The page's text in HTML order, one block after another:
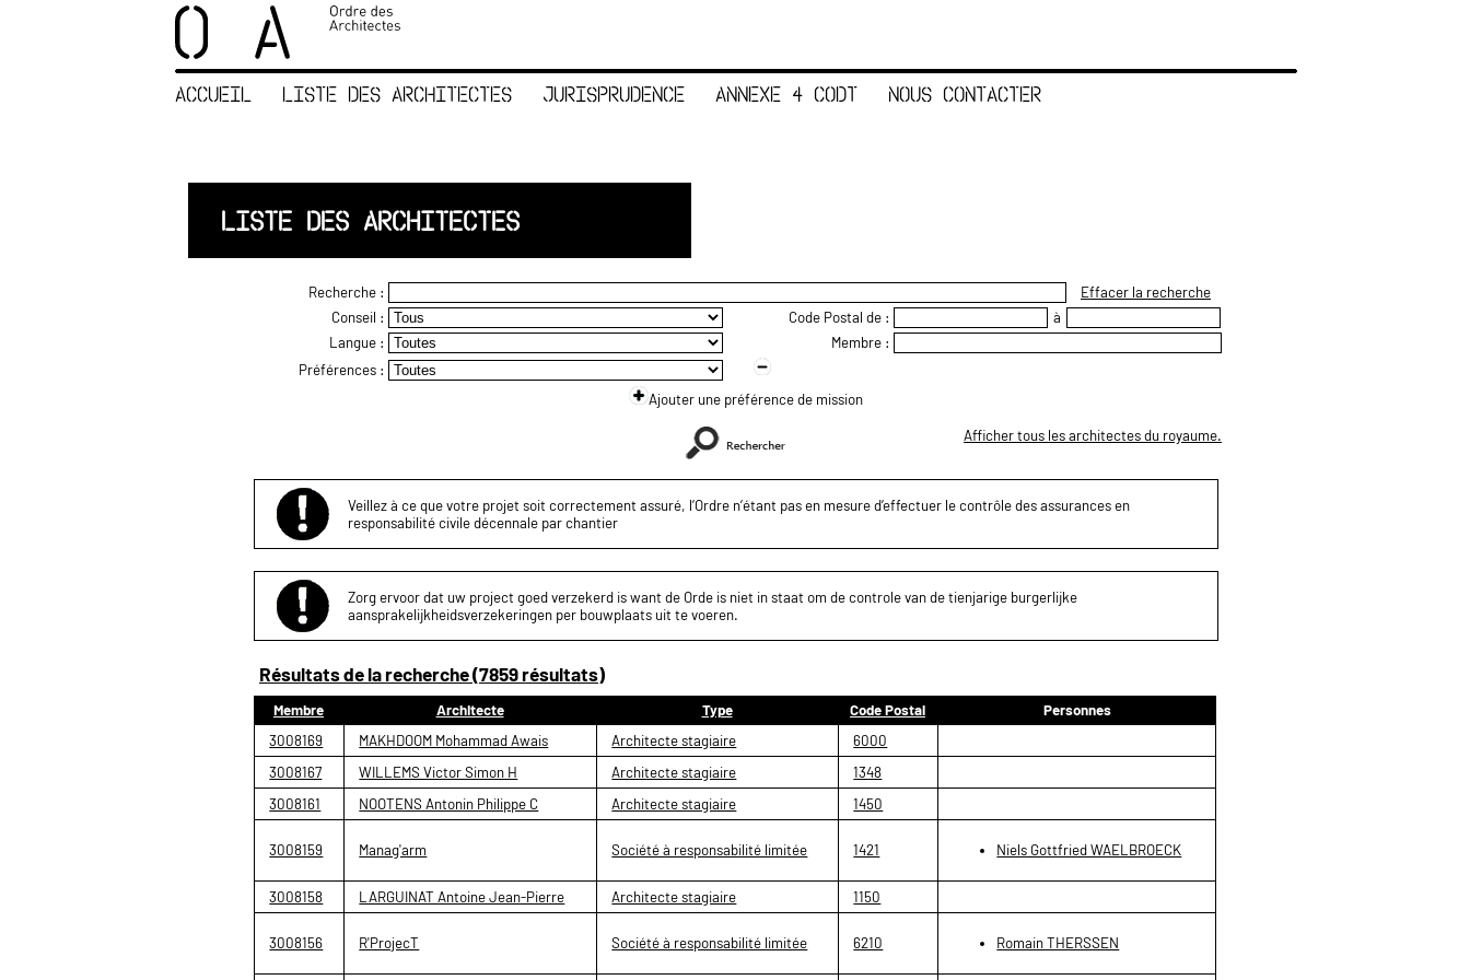
ACCUEIL LISTE DES ARCHITECTES JURISPRUDENCE ANNEXE 4 CODT NOUS CONTACTER
LISTE DES ARCHITECTES
Recherche :
Effacer la recherche
Conseil :
Code Postal de :
à
Langue :
Membre :
Préférences :
Ajouter une préférence de mission
Afficher tous les architectes du royaume.
Veillez à ce que votre projet soit correctement assuré, l’Ordre n’étant pas en mesure d’effectuer le contrôle des assurances en
responsabilité civile décennale par chantier
Zorg ervoor dat uw project goed verzekerd is want de Orde is niet in staat om de controle van de tienjarige burgerlijke
aansprakelijkheidsverzekeringen per bouwplaats uit te voeren.
Résultats de la recherche (7859 résultats)
Membre Architecte Type Code Postal
Personnes
3008169
MAKHDOOM Mohammad Awais Architecte stagiaire
6000
3008167
WILLEMS Victor Simon H Architecte stagiaire
1348
3008161
NOOTENS Antonin Philippe C Architecte stagiaire 1450
3008159 Manag'arm Société à responsabilité limitée 1421 Niels Gottfried WAELBROECK
3008158 LARGUINAT Antoine Jean-Pierre Architecte stagiaire 1150
3008156 R'ProjecT Société à responsabilité limitée 6210 Romain THERSSEN